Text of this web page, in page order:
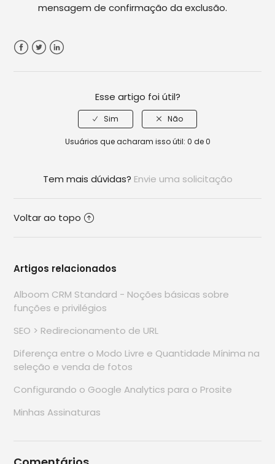
mensagem de confirmação da exclusão.
Esse artigo foi útil?
Usuários que acharam isso útil: 0 de 0
Tem mais dúvidas? Envie uma solicitação
Voltar ao topo
Artigos relacionados
Alboom CRM Standard - Noções básicas sobre
funções e privilégios
SEO > Redirecionamento de URL
Diferença entre o Modo Livre e Quantidade Mínima na
seleção e venda de fotos
Configurando o Google Analytics para o Prosite
Minhas Assinaturas